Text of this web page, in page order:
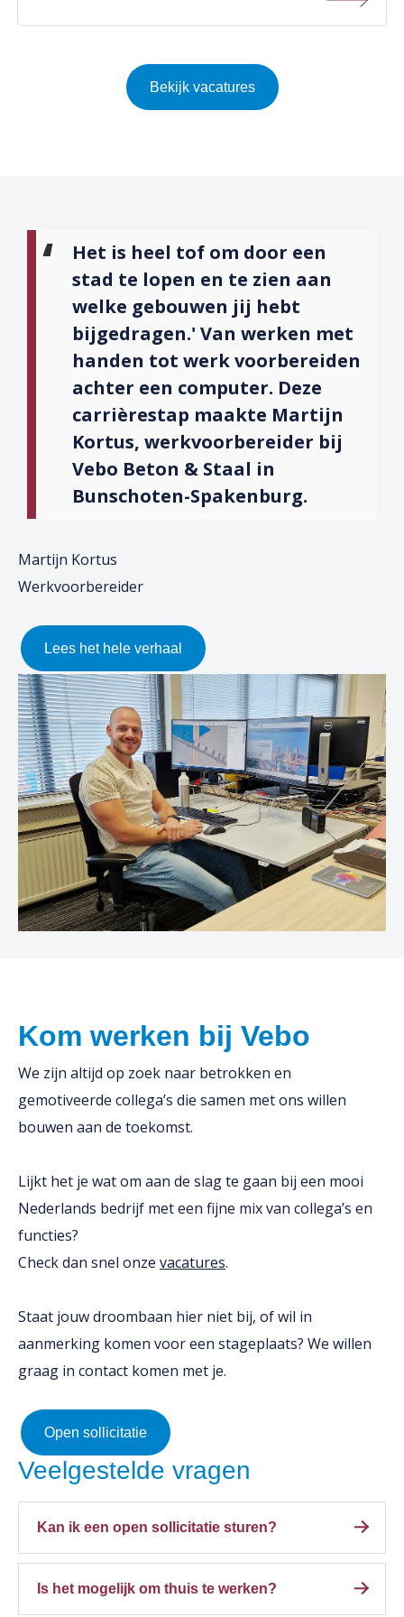
Bekijk vacatures
Het is heel tof om door een
stad te lopen en te zien aan
welke gebouwen jij hebt
bijgedragen.' Van werken met
handen tot werk voorbereiden
achter een computer. Deze
carrièrestap maakte Martijn
Kortus, werkvoorbereider bij
Vebo Beton & Staal in
Bunschoten-Spakenburg.
Martijn Kortus
Werkvoorbereider
Lees het hele verhaal
Kom werken bij Vebo
We zijn altijd op zoek naar betrokken en
gemotiveerde collega’s die samen met ons willen
bouwen aan de toekomst.
Lijkt het je wat om aan de slag te gaan bij een mooi
Nederlands bedrijf met een fijne mix van collega’s en
functies?
Check dan snel onze vacatures.
Staat jouw droombaan hier niet bij, of wil in
aanmerking komen voor een stageplaats? We willen
graag in contact komen met je.
Open sollicitatie
Veelgestelde vragen
Kan ik een open sollicitatie sturen?
Ja dat kan! Tussen onze vacature vind je de
vacature 'open sollicitatie'. Daarnaast wordt
Is het mogelijk om thuis te werken?